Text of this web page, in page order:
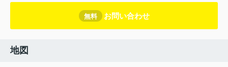
無料 お問い合わせ
地図